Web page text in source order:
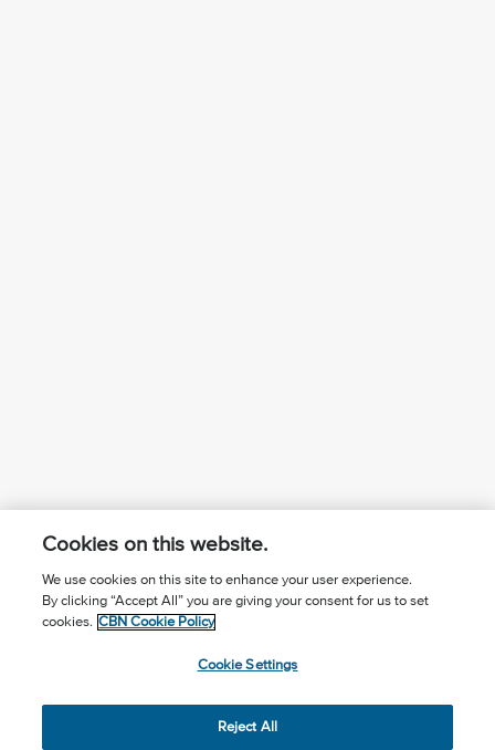
¿Conoces a Jesús?
Suscríbase al boletín
Seguir Mundo Cristiano
Terms of Use
Cookies on this website.
We use cookies on this site to enhance your user experience.
By clicking “Accept All” you are giving your consent for us to set
cookies. CBN Cookie Policy
Cookie Settings
Reject All